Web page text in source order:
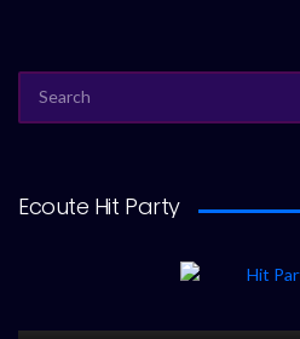
FOR:
Ecoute Hit Party